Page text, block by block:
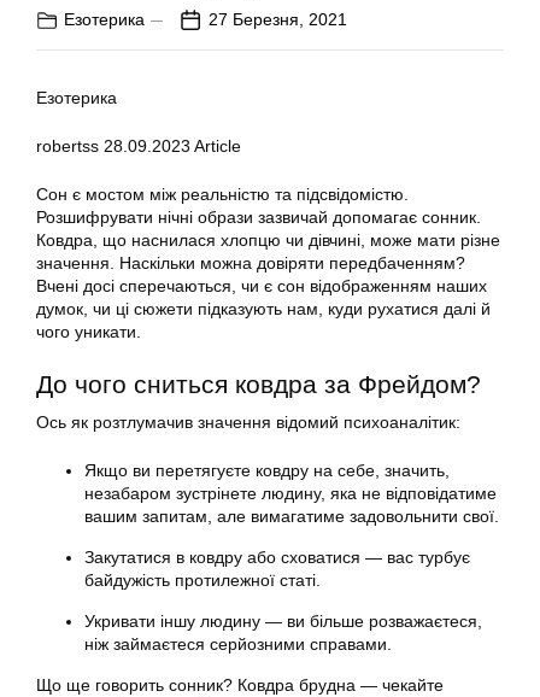
Езотерика 27 Березня, 2021
Езотерика
robertss 28.09.2023 Article
Сон є мостом між реальністю та підсвідомістю.
Розшифрувати нічні образи зазвичай допомагає сонник.
Ковдра, що наснилася хлопцю чи дівчині, може мати різне
значення. Наскільки можна довіряти передбаченням?
Вчені досі сперечаються, чи є сон відображенням наших
думок, чи ці сюжети підказують нам, куди рухатися далі й
чого уникати.
До чого сниться ковдра за Фрейдом?
Ось як розтлумачив значення відомий психоаналітик:
Якщо ви перетягуєте ковдру на себе, значить,
незабаром зустрінете людину, яка не відповідатиме
вашим запитам, але вимагатиме задовольнити свої.
Закутатися в ковдру або сховатися — вас турбує
байдужість протилежної статі.
Укривати іншу людину — ви більше розважаєтеся,
ніж займаєтеся серйозними справами.
Що ще говорить сонник? Ковдра брудна — чекайте